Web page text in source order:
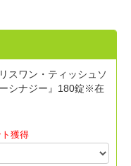
スワン・ティッシュソ
シナジー』180錠※在
獲得